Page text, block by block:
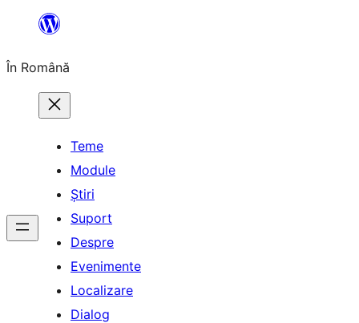
conținut
În Română
Teme
Module
Știri
Suport
Despre
Evenimente
Localizare
Dialog